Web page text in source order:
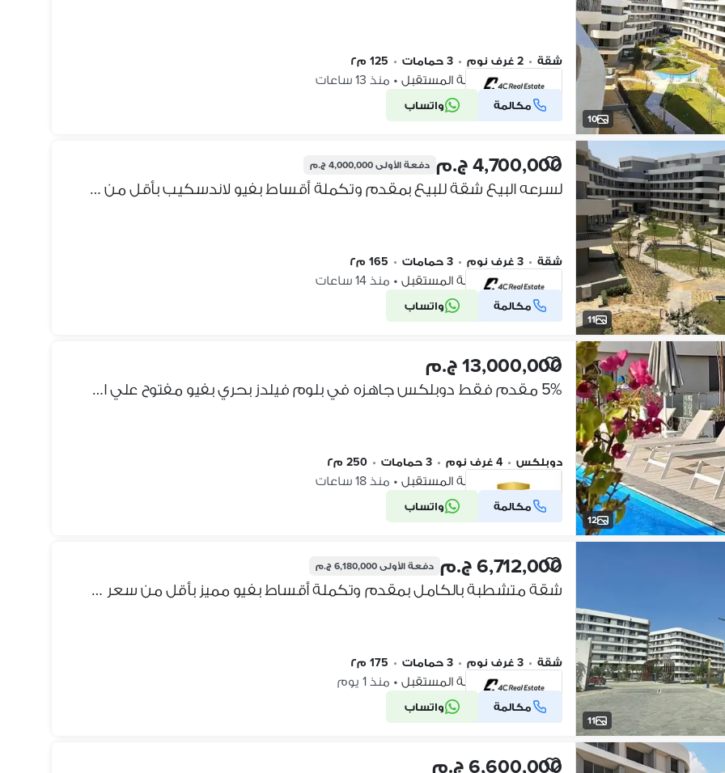
10
شقة • 2 غرف نوم • 3 حمامات • 125 م٢
بلوم فيلدز، مدينة المستقبل • منذ 13 ساعات
مكالمة واتساب شركة موثقة
11
4,700,000 ج.م دفعة الأولى4,000,000 ج.م
لسرعه البيع شقة للبيع بمقدم وتكملة أقساط بفيو لاندسكيب بأقل من سعر الشركة ريسيل 3 غرف في بلوم فيلدز Bloomfields المستقبل سيتي بجوار مدينتي وسراي
شقة • 3 غرف نوم • 3 حمامات • 165 م٢
بلوم فيلدز، مدينة المستقبل • منذ 14 ساعات
مكالمة واتساب شركة موثقة
12
13,000,000 ج.م
5% مقدم فقط دوبلكس جاهزه في بلوم فيلدز بحري بفيو مفتوح علي اللاند سكيب امام مدينتي في المستقبل سيتي
دوبلكس • 4 غرف نوم • 3 حمامات • 250 م٢
بلوم فيلدز، مدينة المستقبل • منذ 18 ساعات
مكالمة واتساب شركة موثقة
11
6,712,000 ج.م دفعة الأولى6,180,000 ج.م
شقة متشطبة بالكامل بمقدم وتكملة أقساط بفيو مميز بأقل من سعر الشركة ريسيل 3 غرف في بلوم فيلدز Bloomfields المستقبل سيتي بجوار مدينتي وسراي للبيع
شقة • 3 غرف نوم • 3 حمامات • 175 م٢
بلوم فيلدز، مدينة المستقبل • منذ 1 يوم
مكالمة واتساب شركة موثقة
6,600,000 ج.م